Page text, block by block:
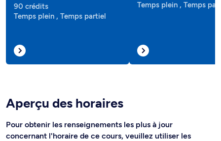
90 crédits
Temps plein , Temps partiel
Temps plein , Temps
Aperçu des horaires
Pour obtenir les renseignements les plus à jour
concernant l'horaire de ce cours, veuillez utiliser les